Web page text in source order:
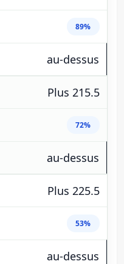
89%
au-dessus
Plus 215.5
72%
au-dessus
Plus 225.5
53%
au-dessus